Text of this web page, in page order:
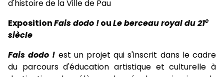
d'histoire de la Ville de Pau
ExpositionFais dodo !ouLe berceau royal du 21e
siècle
Fais dodo ! est un projet qui s'inscrit dans le cadre
du parcours d'éducation artistique et culturelle à